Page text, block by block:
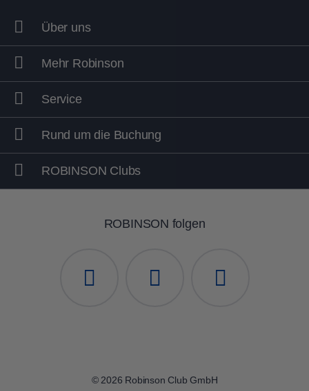
Über uns
Mehr Robinson
Service
Rund um die Buchung
ROBINSON Clubs
ROBINSON folgen
© 2026 Robinson Club GmbH